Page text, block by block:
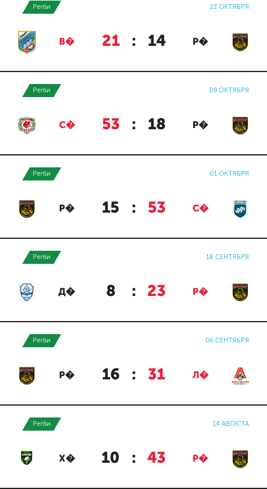
Регби 22 ОКТЯБРЯ
В� 21 : 14 Р�
Регби 09 ОКТЯБРЯ
С� 53 : 18 Р�
Регби 01 ОКТЯБРЯ
Р� 15 : 53 С�
Регби 18 СЕНТЯБРЯ
Д� 8 : 23 Р�
Регби 06 СЕНТЯБРЯ
Р� 16 : 31 Л�
Регби 14 АВГУСТА
Х� 10 : 43 Р�